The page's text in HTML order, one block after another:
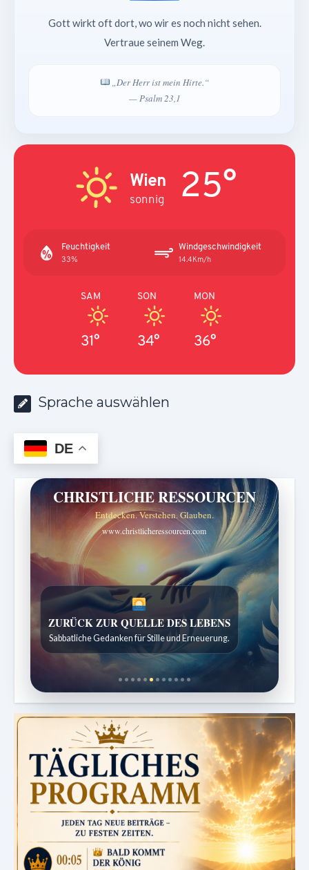
Gott wirkt oft dort, wo wir es noch nicht sehen.
Vertraue seinem Weg.
„Der Herr ist mein Hirte.“
— Psalm 23,1
Wien
sonnig 25°
Feuchtigkeit
33%
Windgeschwindigkeit
14.4Km/h
SAM
31°
SON
34°
MON
36°
Sprache auswählen
DE
CHRISTLICHE RESSOURCEN
Entdecken. Verstehen. Glauben.
www.christlicheressourcen.com
ZURÜCK ZUR QUELLE DES LEBENS
Sabbatliche Gedanken für Stille und Erneuerung.